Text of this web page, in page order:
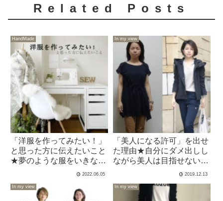
Related Posts
HandMade
「洋服を作ってみたい！」
と思った方に伝えたいこと
★夢のような服をいきなり
作ろう！3つのポイント
2022.06.05
In my view
「美人になる許可」を出せ
た理由★自分にダメ出しし
ながら美人は目指せない～
2019.12.13
In my view In my view